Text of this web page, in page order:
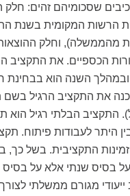
שסכומיהם זהים:
הרשות המקומית בשנת
מהממשלה), וחלק
הכספיים. את התקציב
השנה הוא
את התקציב הרגיל
התקציב הבלתי רגיל הוא
היתר לעבודות פיתוח.
התקציבית. בשל כך,
על בסיס שנתי אלא על
מגורם ממשלתי